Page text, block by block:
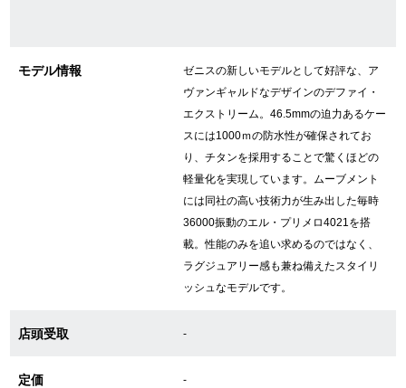
買取サロン
GINZA RASIN公式ブログ
買取ブログ
SNS・動画
モデル情報
ゼニスの新しいモデルとして好評な、ア
ヴァンギャルドなデザインのデファイ・
エクストリーム。46.5mmの迫力あるケー
スには1000ｍの防水性が確保されてお
り、チタンを採用することで驚くほどの
軽量化を実現しています。ムーブメント
には同社の高い技術力が生み出した毎時
36000振動のエル・プリメロ4021を搭
載。性能のみを追い求めるのではなく、
ラグジュアリー感も兼ね備えたスタイリ
ッシュなモデルです。
店頭受取 -
定価 -